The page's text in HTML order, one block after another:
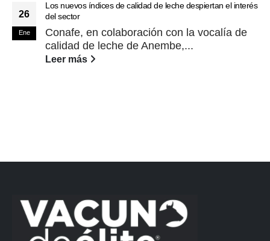
26
Ene
Los nuevos índices de calidad de leche despiertan el interés
del sector
Conafe, en colaboración con la vocalía de
calidad de leche de Anembe,...
Leer más